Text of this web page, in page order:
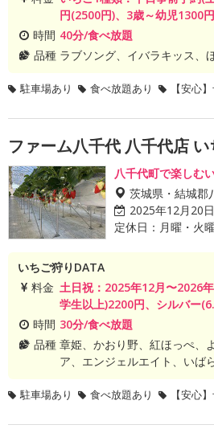
円(2500円)、3歳～幼児1300
時間 40分/食べ放題
品種 ラブソング、イバラキッス、
駐車場あり 食べ放題あり 【安心
ファーム八千代 八千代店 い
八千代町で楽しむ
茨城県・結城郡
2025年12月20
定休日：月曜・火
いちご狩りDATA
料金 土日祝：2025年12月〜2026
学生以上)2200円、シルバー
時間 30分/食べ放題
品種 章姫、かおり野、紅ほっぺ、
ア、エンジェルエイト、いば
駐車場あり 食べ放題あり 【安心